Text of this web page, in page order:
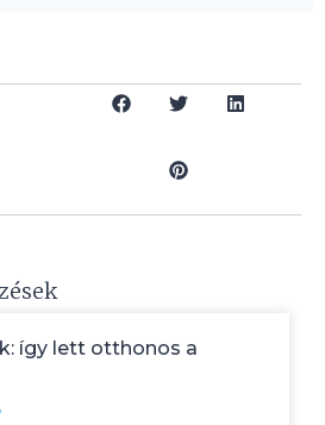
így lett otthonos a